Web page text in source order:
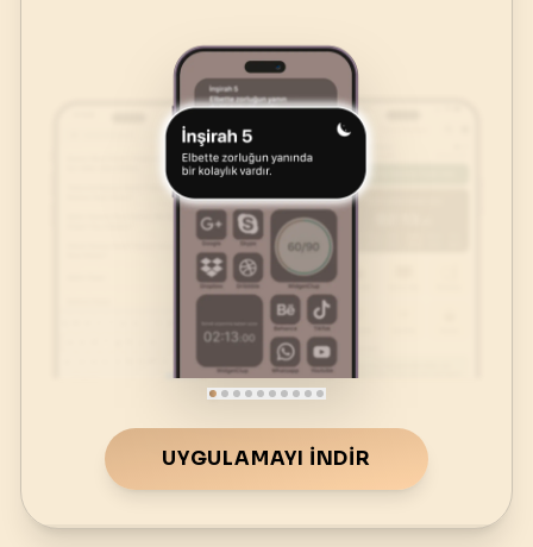
UYGULAMAYI İNDIR